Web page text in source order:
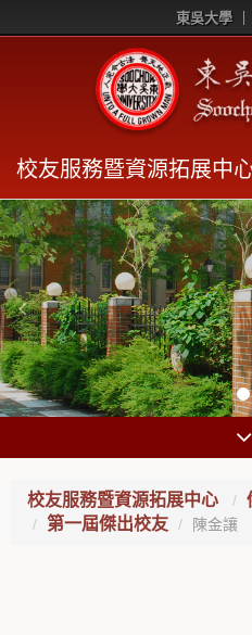
東吳大學
校友服務暨資源拓展中
校友服務暨資源拓展中心
第一屆傑出校友
陳金讓